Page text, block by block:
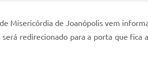
Misericórdia de Joanópolis vem
redirecionado para a porta que fica